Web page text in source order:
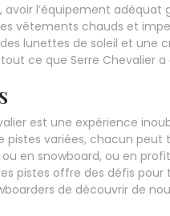
l’équipement adéquat
vêtements chauds et
lunettes de soleil et une
ce que Serre Chevalier a
est une expérience
pistes variées, chacun peut
en snowboard, ou en
pistes offre des défis pour
de découvrir de